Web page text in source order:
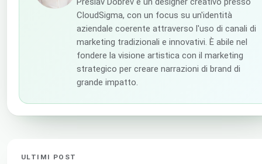
CloudSigma, con un focus su un'identità
aziendale coerente attraverso l'uso di canali di
marketing tradizionali e innovativi. È abile nel
fondere la visione artistica con il marketing
strategico per creare narrazioni di brand di
grande impatto.
ULTIMI POST